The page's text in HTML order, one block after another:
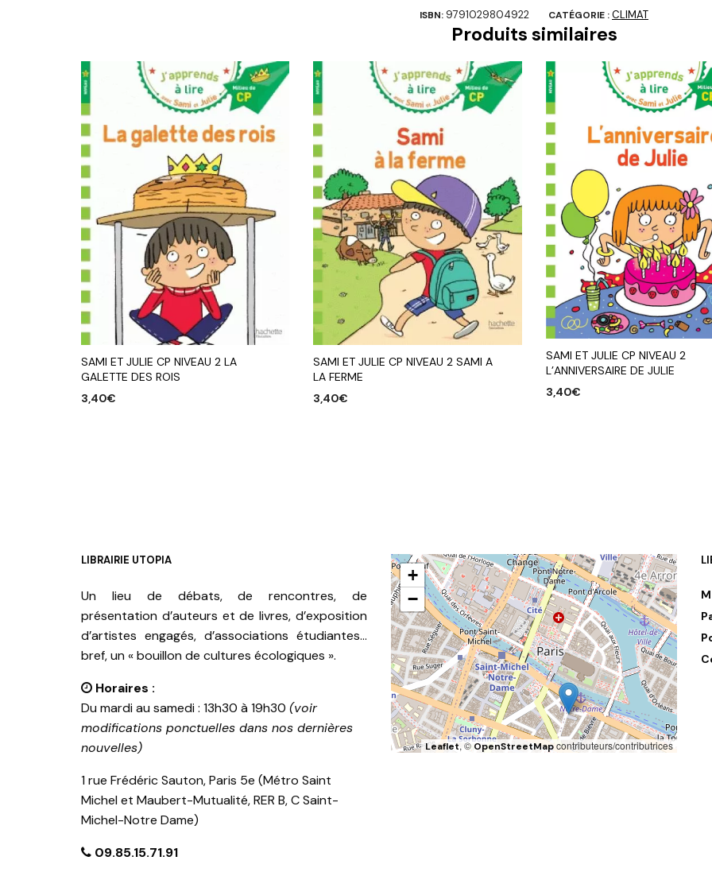
ISBN: 9791029804922 CATÉGORIE :CLIMAT
Produits similaires
SAMI ET JULIE CP NIVEAU 2 LA
GALETTE DES ROIS
3,40€
SAMI ET JULIE CP NIVEAU 2 SAMI A
LA FERME
3,40€
SAMI ET JULIE CP NIVEAU 2
L’ANNIVERSAIRE DE JULIE
3,40€
LIBRAIRIE UTOPIA
Un lieu de débats, de rencontres, de
présentation d’auteurs et de livres, d’exposition
d’artistes engagés, d’associations étudiantes…
bref, un « bouillon de cultures écologiques ».
Horaires :
Du mardi au samedi : 13h30 à 19h30 (voir
modifications ponctuelles dans nos dernières
nouvelles)
1 rue Frédéric Sauton, Paris 5e (Métro Saint
Michel et Maubert-Mutualité, RER B, C Saint-
Michel-Notre Dame)
09.85.15.71.91
+
−
Leaflet, ©OpenStreetMapcontributeurs/contributrices